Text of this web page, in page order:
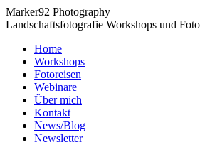
Marker92 Photography
Landschaftsfotografie Workshops und
Home
Workshops
Fotoreisen
Webinare
Über mich
Kontakt
News/Blog
Newsletter